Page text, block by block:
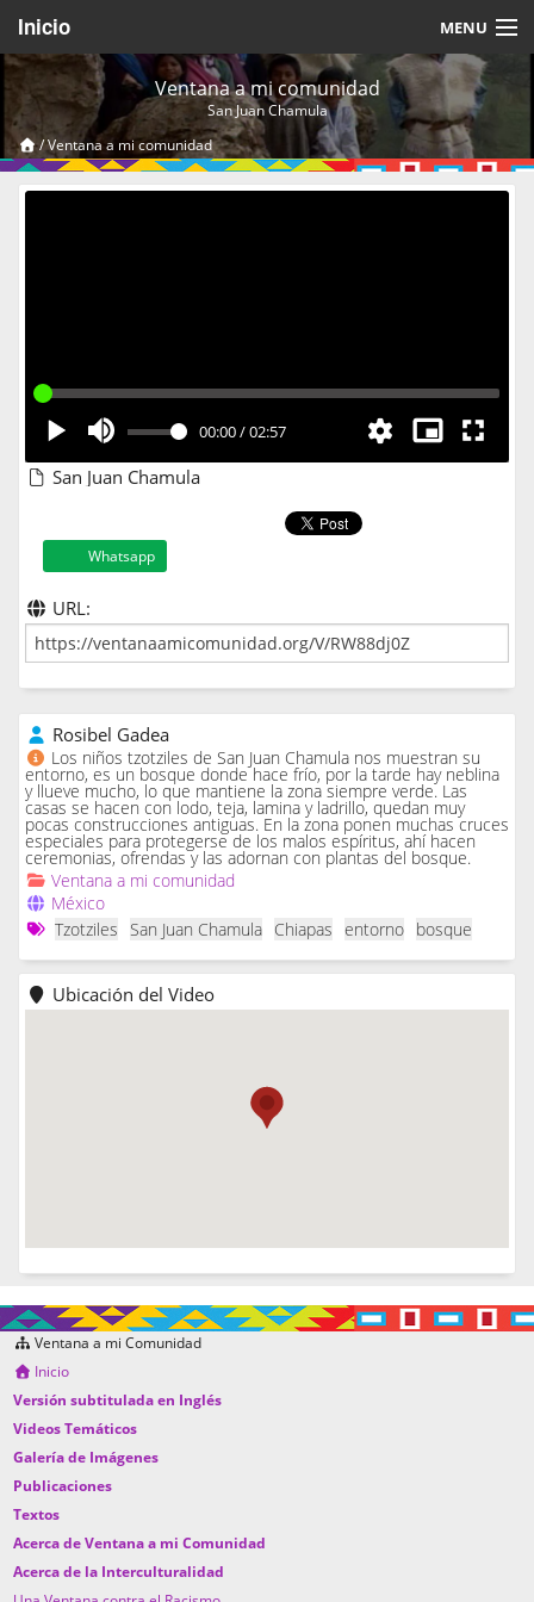
Inicio MENU
Acerca de
Videos Temáticos
Cerrar Sesión
Ventana a mi comunidad
San Juan Chamula
/Ventana a mi comunidad
00:00/02:57
San Juan Chamula
Whatsapp
URL:
Rosibel Gadea
Los niños tzotziles de San Juan Chamula nos muestran su
entorno, es un bosque donde hace frío, por la tarde hay neblina
y llueve mucho, lo que mantiene la zona siempre verde. Las
casas se hacen con lodo, teja, lamina y ladrillo, quedan muy
pocas construcciones antiguas. En la zona ponen muchas cruces
especiales para protegerse de los malos espíritus, ahí hacen
ceremonias, ofrendas y las adornan con plantas del bosque.
Ventana a mi comunidad
México
Tzotziles
San Juan Chamula Chiapas entorno bosque
Ubicación del Video
Ventana a mi Comunidad
Inicio
Versión subtitulada en Inglés
Videos Temáticos
Galería de Imágenes
Publicaciones
Textos
Acerca de Ventana a mi Comunidad
Acerca de la Interculturalidad